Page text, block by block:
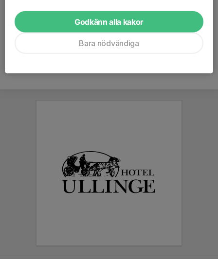
Kontaktperson
070-215 29 45
matserixon1@gmail.com
Godkänn alla kakor
Bara nödvändiga